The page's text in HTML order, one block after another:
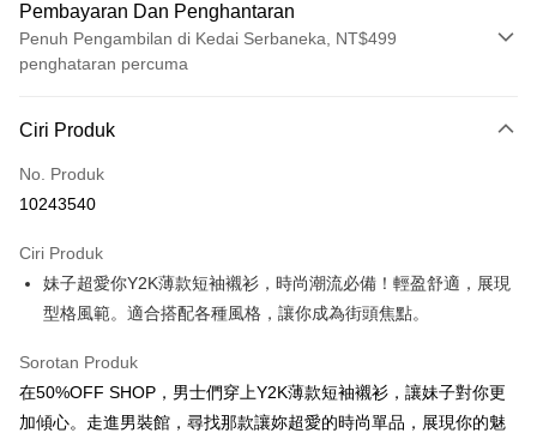
Pembayaran Dan Penghantaran
Penuh Pengambilan di Kedai Serbaneka, NT$499
penghataran percuma
Kad Kredit (Bayaran Penuh)
Pengambilan di Kedai Serbaneka
Apple Pay
JKOPAY
Easy Wallet
Google Pay
Ciri Produk
No. Produk
10243540
Ciri Produk
妹子超愛你Y2K薄款短袖襯衫，時尚潮流必備！輕盈舒適，展現
型格風範。適合搭配各種風格，讓你成為街頭焦點。
Sorotan Produk
在50%OFF SHOP，男士們穿上Y2K薄款短袖襯衫，讓妹子對你更
加傾心。走進男裝館，尋找那款讓妳超愛的時尚單品，展現你的魅